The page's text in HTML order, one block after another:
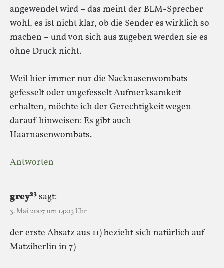
angewendet wird – das meint der BLM-Sprecher
wohl, es ist nicht klar, ob die Sender es wirklich so
machen – und von sich aus zugeben werden sie es
ohne Druck nicht.
Weil hier immer nur die Nacknasenwombats
gefesselt oder ungefesselt Aufmerksamkeit
erhalten, möchte ich der Gerechtigkeit wegen
darauf hinweisen: Es gibt auch
Haarnasenwombats.
Antworten
grey²³sagt:
3. Mai 2007 um 14:03 Uhr
der erste Absatz aus 11) bezieht sich natürlich auf
Matziberlin in 7)